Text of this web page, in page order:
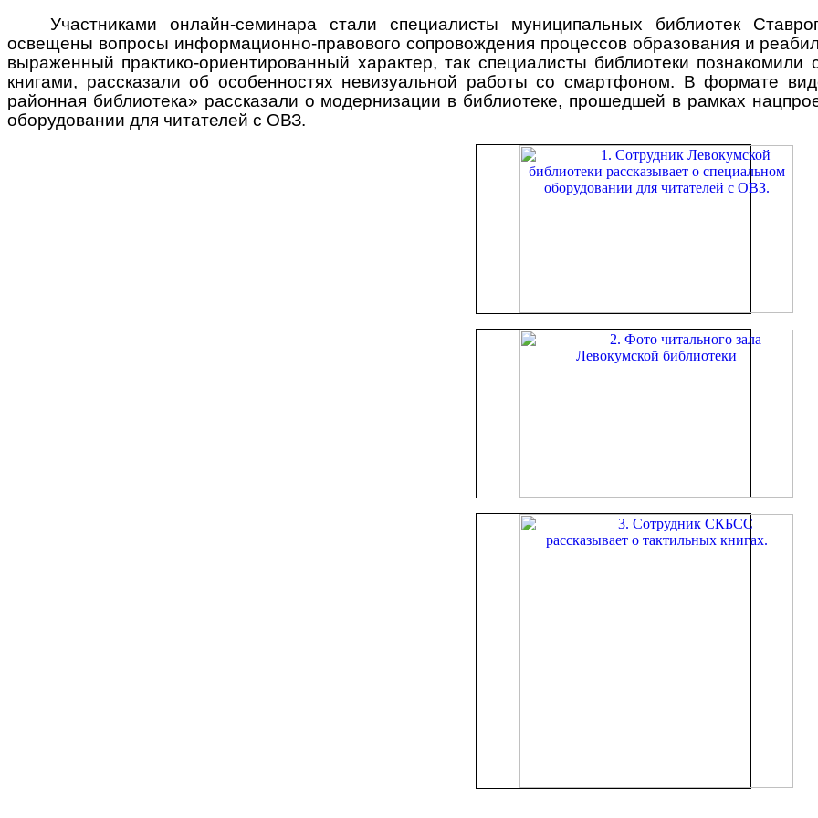
Участниками онлайн-семинара стали специалисты муниципальных библиотек
освещены вопросы информационно-правового сопровождения процессов образования и
выраженный практико-ориентированный характер, так специалисты библиотеки
книгами, рассказали об особенностях невизуальной работы со смартфоном. В формате
районная библиотека» рассказали о модернизации в библиотеке, прошедшей в рамках
оборудовании для читателей с ОВЗ.